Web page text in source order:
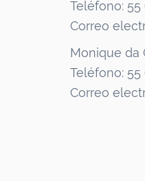
Teléfono: 55
Correo
Monique da
Teléfono: 55
Correo